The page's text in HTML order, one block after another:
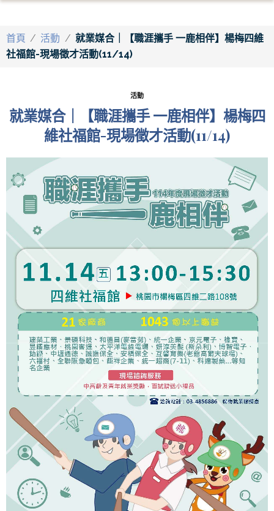
首頁 / 活動 / 就業媒合｜【職涯攜手 一鹿相伴】楊梅四維
社福館-現場徵才活動(11/14)
活動
就業媒合｜【職涯攜手 一鹿相伴】楊梅四
維社福館-現場徵才活動(11/14)